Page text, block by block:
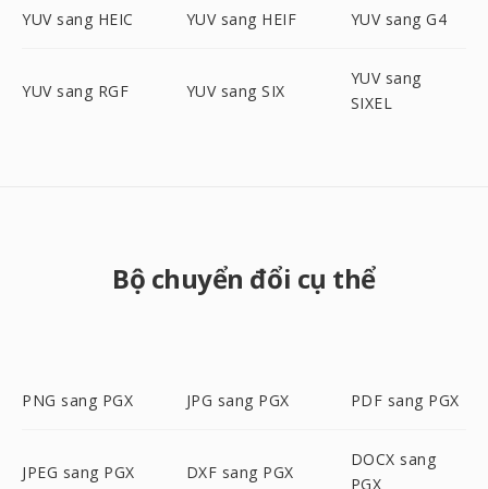
YUV sang HEIC YUV sang HEIF YUV sang G4
YUV sang RGF YUV sang SIX
YUV sang
SIXEL
Bộ chuyển đổi cụ thể
PNG sang PGX JPG sang PGX PDF sang PGX
JPEG sang PGX DXF sang PGX
DOCX sang
PGX